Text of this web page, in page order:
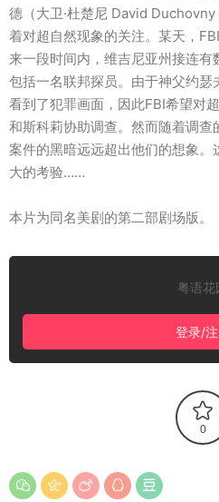
德（大卫·杜楚尼 David
着对超自然现象的关注。某天，
来一段时间内，维吉尼亚州接连
包括一名联邦探员。由于神父约
看到了犯罪画面，因此FBI希望对
和斯科莉协助调查。然而随着调
案件的黑暗远远超出他们的想象
大的考验……
本片为同名美剧的第二部剧场版。
粤语花
登录/
0